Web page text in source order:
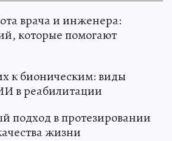
врача и инженера:
которые помогают
к бионическим: виды
в реабилитации
подход в протезировании
жизни